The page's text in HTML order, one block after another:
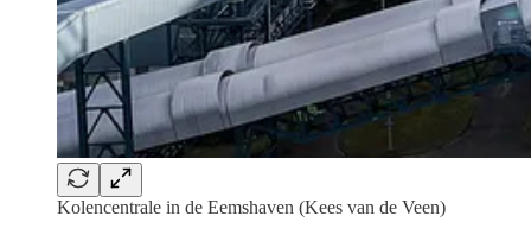
Kolencentrale in de Eemshaven (Kees van de Veen)